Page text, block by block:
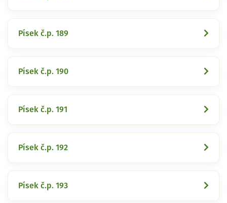
Písek č.p. 189
Písek č.p. 190
Písek č.p. 191
Písek č.p. 192
Písek č.p. 193